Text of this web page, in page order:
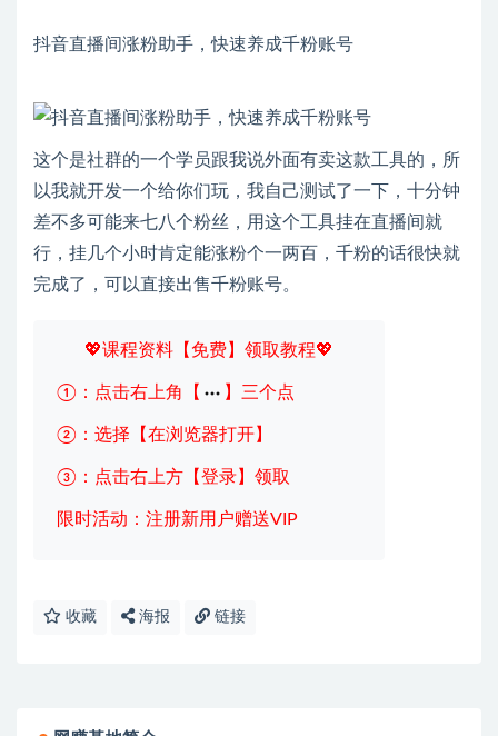
抖音直播间涨粉助手，快速养成千粉账号
这个是社群的一个学员跟我说外面有卖这款工具的，所
以我就开发一个给你们玩，我自己测试了一下，十分钟
差不多可能来七八个粉丝，用这个工具挂在直播间就
行，挂几个小时肯定能涨粉个一两百，千粉的话很快就
完成了，可以直接出售千粉账号。
💖课程资料【免费】领取教程💖
①：点击右上角【 】三个点
②：选择【在浏览器打开】
③：点击右上方【登录】领取
限时活动：注册新用户赠送VIP
收藏 海报 链接